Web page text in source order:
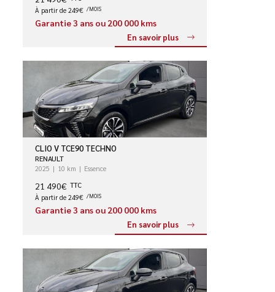
À partir de 249€ /MOIS
Garantie 3 ans ou 200 000 kms
En savoir plus
CLIO V TCE90 TECHNO
RENAULT
2025 10 km Essence
21 490€ TTC
À partir de 249€ /MOIS
Garantie 3 ans ou 200 000 kms
En savoir plus